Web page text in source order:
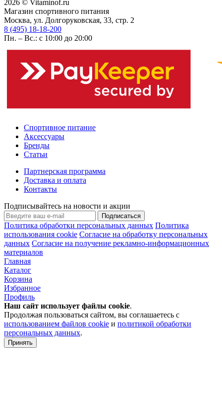
2026 © Vitaminof.ru
Магазин спортивного питания
Москва, ул. Долгоруковская, 33, стр. 2
8 (495) 18-18-200
Пн. – Вс.: с 10:00 до 20:00
Спортивное питание
Аксессуары
Бренды
Статьи
Партнерская программа
Доставка и оплата
Контакты
Подписывайтесь на новости и акции
Подписаться
Политика обработки персональных данных Политика
использования cookie Согласие на обработку персональных
данных Согласие на получение рекламно-информационных
материалов
Главная
Каталог
Корзина
Избранное
Профиль
Наш сайт использует файлы cookie.
Продолжая пользоваться сайтом, вы соглашаетесь с
использованием файлов cookie и политикой обработки
персональных данных.
Принять